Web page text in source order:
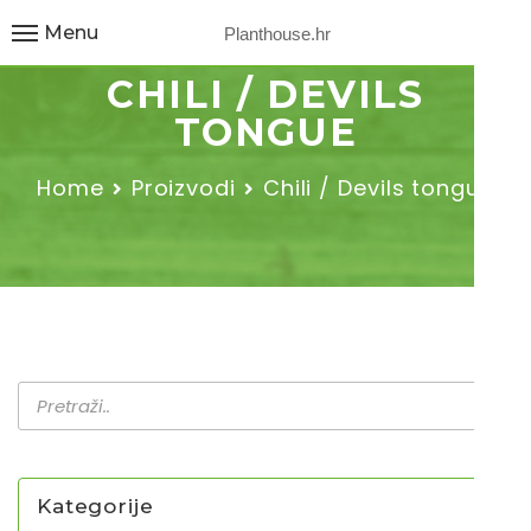
Planthouse.hr
Menu
CHILI / DEVILS
TONGUE
Home Proizvodi Chili / Devils tongue
Kategorije